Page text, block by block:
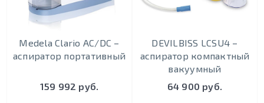
Medela Clario AC/DC –
аспиратор портативный
159 992 руб.
DEVILBISS LCSU4 –
аспиратор компактный
вакуумный
64 900 руб.